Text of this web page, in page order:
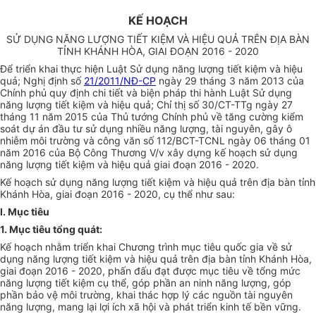
KẾ HOẠCH
SỬ DỤNG NĂNG LƯỢNG TIẾT KIỆM VÀ HIỆU QUẢ TRÊN ĐỊA BÀN
TỈNH KHÁNH HÒA, GIAI ĐOẠN 2016 - 2020
Để triển khai thực hiện Luật Sử dụng năng lượng tiết kiệm và hiệu
quả; Nghị định số 21/2011/NĐ-CP ngày 29 tháng 3 năm 2013 của
Chính phủ quy định chi tiết và biện pháp thi hành Luật Sử dụng
năng lượng tiết kiệm và hiệu quả; Chỉ thị số 30/CT-TTg ngày 27
tháng 11 năm 2015 của Thủ tướng Chính phủ về tăng cường kiểm
soát dự án đầu tư sử dụng nhiều năng lượng, tài nguyên, gây ô
nhiễm môi trường và công văn số 112/BCT-TCNL ngày 06 tháng 01
năm 2016 của Bộ Công Thương V/v xây dựng kế hoạch sử dụng
năng lượng tiết kiệm và hiệu quả giai đoạn 2016 - 2020.
Kế hoạch sử dụng năng lượng tiết kiệm và hiệu quả trên địa bàn tỉnh
Khánh Hòa, giai đoạn 2016 - 2020, cụ thể như sau:
I. Mục tiêu
1. Mục tiêu tổng quát:
Kế hoạch nhằm triển khai Chương trình mục tiêu quốc gia về sử
dụng năng lượng tiết kiệm và hiệu quả trên địa bàn tỉnh Khánh Hòa,
giai đoạn 2016 - 2020, phấn đấu đạt được mục tiêu về tổng mức
năng lượng tiết kiệm cụ thể, góp phần an ninh năng lượng, góp
phần bảo vệ môi trường, khai thác hợp lý các nguồn tài nguyên
năng lượng, mang lại lợi ích xã hội và phát triển kinh tế bền vững.